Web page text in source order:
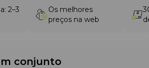
2–3
Os melhores
preços na web
conjunto